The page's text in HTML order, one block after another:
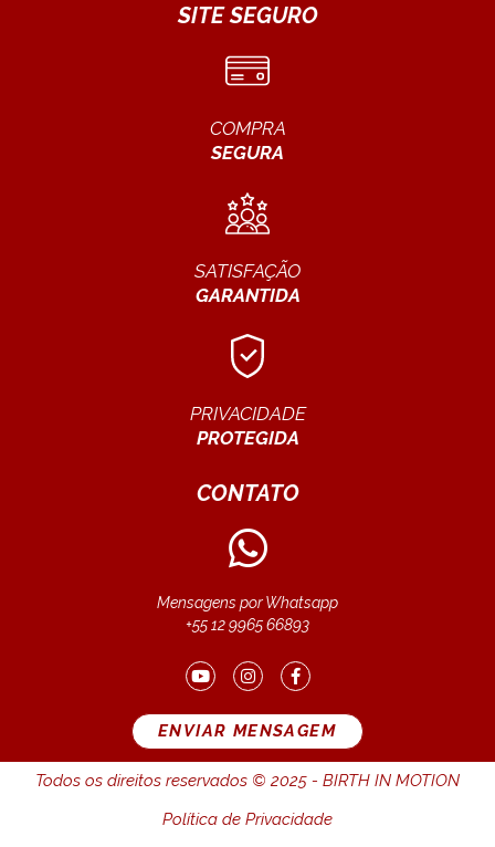
SITE SEGURO
COMPRA
SEGURA
SATISFAÇÃO
GARANTIDA
PRIVACIDADE
PROTEGIDA
CONTATO
Mensagens por Whatsapp
+55 12 9965 66893
ENVIAR MENSAGEM
Todos os direitos reservados © 2025 - BIRTH IN MOTION
Política de Privacidade